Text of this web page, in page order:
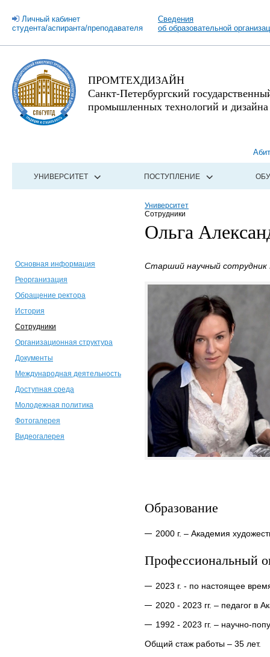
Личный кабинет
студента/аспиранта/преподавателя
Сведения
об образовательной
ПРОМТЕХДИЗАЙН
Санкт-Петербургский
промышленных технологий и дизайна
УНИВЕРСИТЕТ ПОСТУПЛЕНИЕ
Университет
Сотрудники
Ольга
Основная информация
Реорганизация
Обращение ректора
История
Сотрудники
Организационная структура
Документы
Международная деятельность
Доступная среда
Молодежная политика
Фотогалерея
Видеогалерея
Старший научный сотрудник
Образование
2000 г. – Академия
Профессиональный
2023 г. - по настоящее
2020 - 2023 гг. – педагог в
1992 - 2023 гг. – научно-
Общий стаж работы – 35 лет.